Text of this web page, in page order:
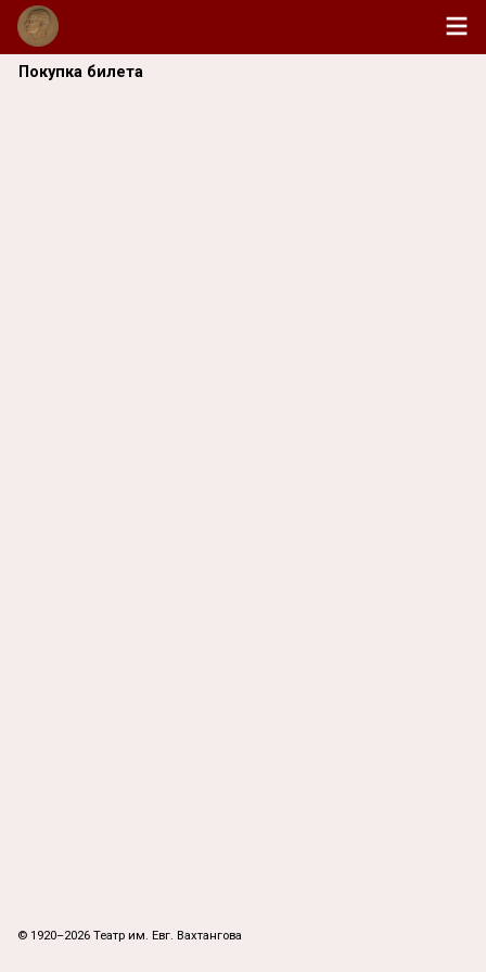
Покупка билета
© 1920–2026 Театр им. Евг. Вахтангова